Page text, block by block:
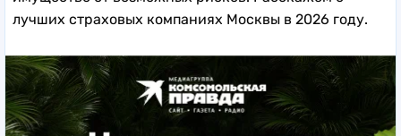
лучших страховых компаниях Москвы в 2026 году.